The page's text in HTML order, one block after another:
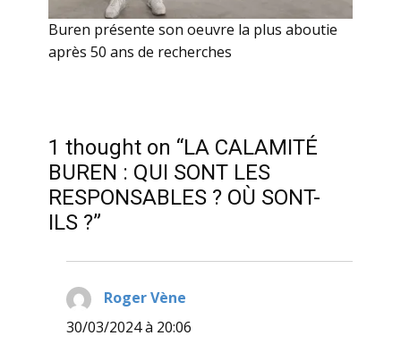
Buren présente son oeuvre la plus aboutie
après 50 ans de recherches
1 thought on “LA CALAMITÉ
BUREN : QUI SONT LES
RESPONSABLES ? OÙ SONT-
ILS ?”
Roger Vène
30/03/2024 à 20:06